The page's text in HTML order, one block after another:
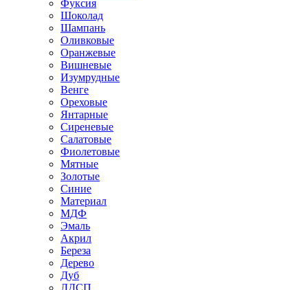
Фуксия
Шоколад
Шампань
Оливковые
Оранжевые
Вишневые
Изумрудные
Венге
Ореховые
Янтарные
Сиреневые
Салатовые
Фиолетовые
Мятные
Золотые
Синие
Материал
МДФ
Эмаль
Акрил
Береза
Дерево
Дуб
ЛДСП